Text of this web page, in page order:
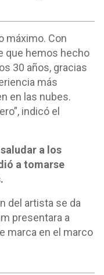
máximo. Con
que hemos hecho
30 años, gracias
más
en las nubes.
indicó el
a los
a tomarse
del artista se da
presentara a
marca en el marco